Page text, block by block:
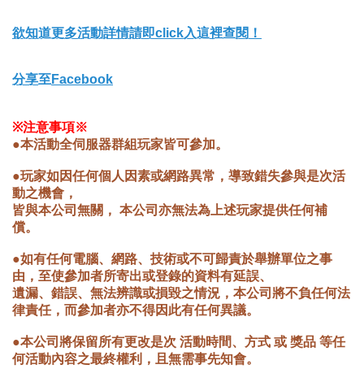
欲知道更多活動詳情請即click入這裡查閱！
分享至Facebook
※注意事項※
●本活動全伺服器群組玩家皆可參加。
●玩家如因任何個人因素或網路異常，導致錯失參與是次活
動之機會，
皆與本公司無關， 本公司亦無法為上述玩家提供任何補
償。
●如有任何電腦、網路、技術或不可歸責於舉辦單位之事
由，至使參加者所寄出或登錄的資料有延誤、
遺漏、錯誤、無法辨識或損毀之情況，本公司將不負任何法
律責任，而參加者亦不得因此有任何異議。
●本公司將保留所有更改是次 活動時間、方式 或 獎品 等任
何活動內容之最終權利，且無需事先知會。